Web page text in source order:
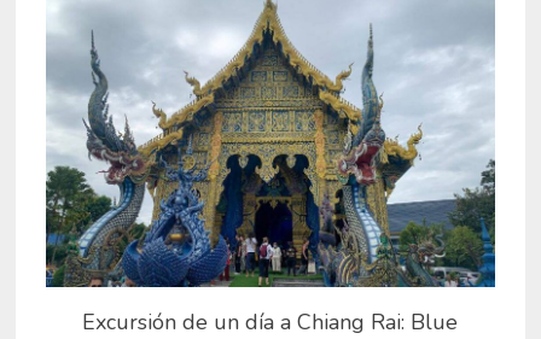
Excursión de un día a Chiang Rai: Blue